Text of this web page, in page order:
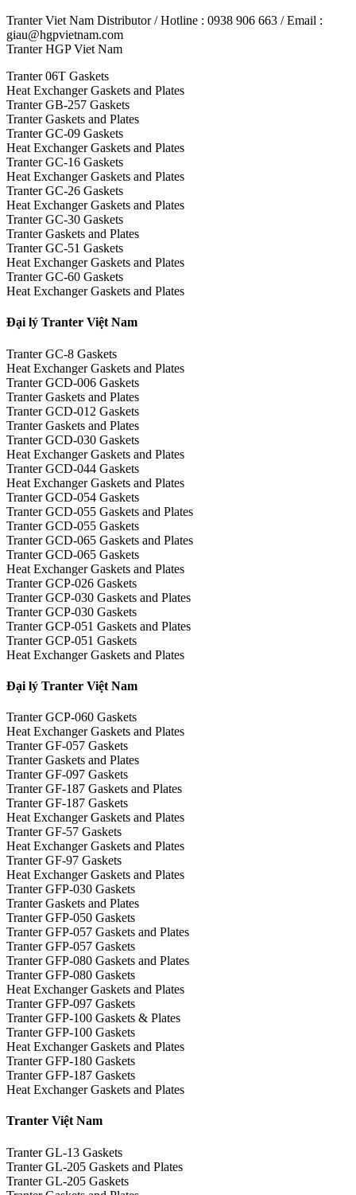
Tranter Viet Nam Distributor / Hotline : 0938 906 663 / Email :
giau@hgpvietnam.com
Tranter HGP Viet Nam
Tranter 06T Gaskets
Heat Exchanger Gaskets and Plates
Tranter GB-257 Gaskets
Tranter Gaskets and Plates
Tranter GC-09 Gaskets
Heat Exchanger Gaskets and Plates
Tranter GC-16 Gaskets
Heat Exchanger Gaskets and Plates
Tranter GC-26 Gaskets
Heat Exchanger Gaskets and Plates
Tranter GC-30 Gaskets
Tranter Gaskets and Plates
Tranter GC-51 Gaskets
Heat Exchanger Gaskets and Plates
Tranter GC-60 Gaskets
Heat Exchanger Gaskets and Plates
Đại lý Tranter Việt Nam
Tranter GC-8 Gaskets
Heat Exchanger Gaskets and Plates
Tranter GCD-006 Gaskets
Tranter Gaskets and Plates
Tranter GCD-012 Gaskets
Tranter Gaskets and Plates
Tranter GCD-030 Gaskets
Heat Exchanger Gaskets and Plates
Tranter GCD-044 Gaskets
Heat Exchanger Gaskets and Plates
Tranter GCD-054 Gaskets
Tranter GCD-055 Gaskets and Plates
Tranter GCD-055 Gaskets
Tranter GCD-065 Gaskets and Plates
Tranter GCD-065 Gaskets
Heat Exchanger Gaskets and Plates
Tranter GCP-026 Gaskets
Tranter GCP-030 Gaskets and Plates
Tranter GCP-030 Gaskets
Tranter GCP-051 Gaskets and Plates
Tranter GCP-051 Gaskets
Heat Exchanger Gaskets and Plates
Đại lý Tranter Việt Nam
Tranter GCP-060 Gaskets
Heat Exchanger Gaskets and Plates
Tranter GF-057 Gaskets
Tranter Gaskets and Plates
Tranter GF-097 Gaskets
Tranter GF-187 Gaskets and Plates
Tranter GF-187 Gaskets
Heat Exchanger Gaskets and Plates
Tranter GF-57 Gaskets
Heat Exchanger Gaskets and Plates
Tranter GF-97 Gaskets
Heat Exchanger Gaskets and Plates
Tranter GFP-030 Gaskets
Tranter Gaskets and Plates
Tranter GFP-050 Gaskets
Tranter GFP-057 Gaskets and Plates
Tranter GFP-057 Gaskets
Tranter GFP-080 Gaskets and Plates
Tranter GFP-080 Gaskets
Heat Exchanger Gaskets and Plates
Tranter GFP-097 Gaskets
Tranter GFP-100 Gaskets & Plates
Tranter GFP-100 Gaskets
Heat Exchanger Gaskets and Plates
Tranter GFP-180 Gaskets
Tranter GFP-187 Gaskets
Heat Exchanger Gaskets and Plates
Tranter Việt Nam
Tranter GL-13 Gaskets
Tranter GL-205 Gaskets and Plates
Tranter GL-205 Gaskets